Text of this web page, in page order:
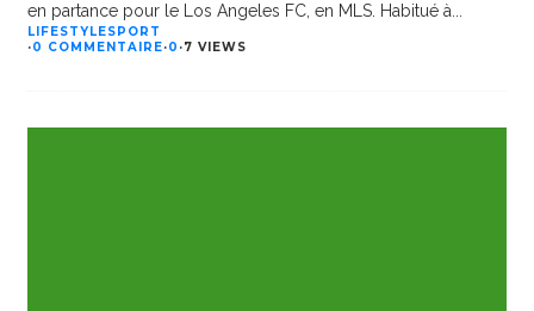
en partance pour le Los Angeles FC, en MLS. Habitué à
LIFESTYLESPORT
·0 COMMENTAIRE·0 ·7 VIEWS